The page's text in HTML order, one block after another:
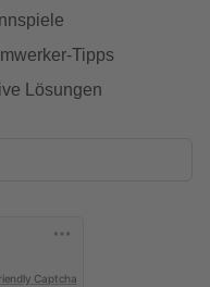
Tipps
Lösungen
Captcha